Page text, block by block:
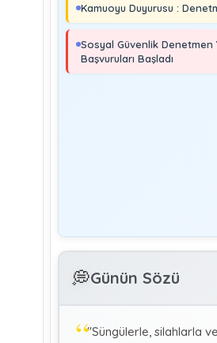
Kayıt Dışı
Bir Yaklaşım
K
KÜBRA KOÇ
İkili Sosyal
(Makale)
Kamuoyu Duyurusu :
Sosyal Güvenlik Denetmen
Başvuruları Başladı
💭Günün Sözü
"Süngülerle, silahlarla